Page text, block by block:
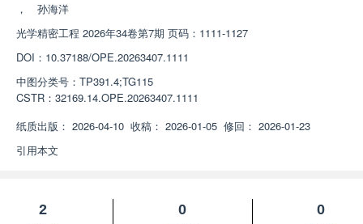
，
孙海洋
光学精密工程 2026年34卷第7期 页码：1111-1127
DOI： 10.37188/OPE.20263407.1111
中图分类号： TP391.4;TG115
CSTR： 32169.14.OPE.20263407.1111
纸质出版： 2026-04-10 收稿： 2026-01-05 修回： 2026-01-23
引用本文
2
0
0